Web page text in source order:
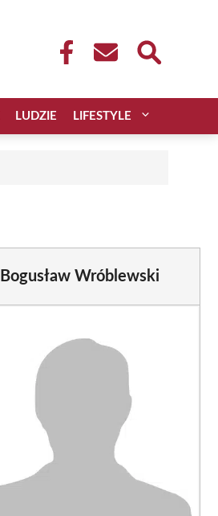
LUDZIE LIFESTYLE
Bogusław Wróblewski